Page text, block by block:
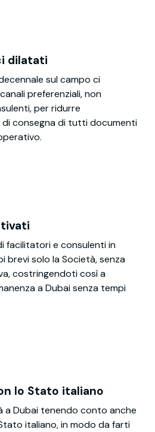
dilatati
sul campo ci
preferenziali, non
per ridurre
consegna di tutti documenti
facilitatori e consulenti in
brevi solo la Società, senza
costringendoti cosìa
a Dubai senza tempi
lo Stato italiano
a Dubai tenendo conto anche
italiano, in modo da farti